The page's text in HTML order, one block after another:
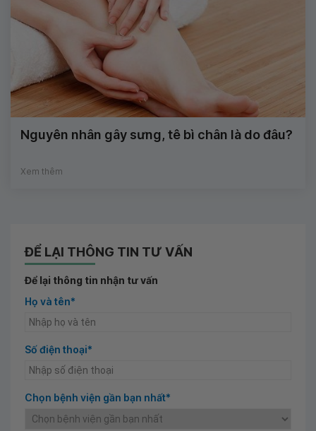
Nguyên nhân gây sưng, tê bì chân là do đâu?
Xem thêm
ĐỂ LẠI THÔNG TIN TƯ VẤN
Để lại thông tin nhận tư vấn
Họ và tên*
Số điện thoại*
Chọn bệnh viện gần bạn nhất*